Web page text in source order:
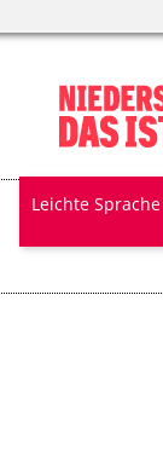
Leichte Sprache